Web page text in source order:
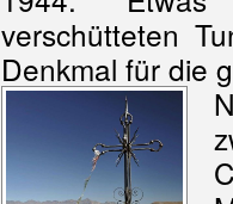
verschütteten
Denkmal für die